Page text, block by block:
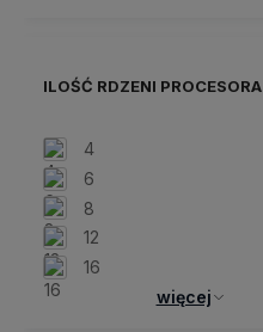
ILOŚĆ RDZENI PROCESORA
4
6
8
12
16
więcej